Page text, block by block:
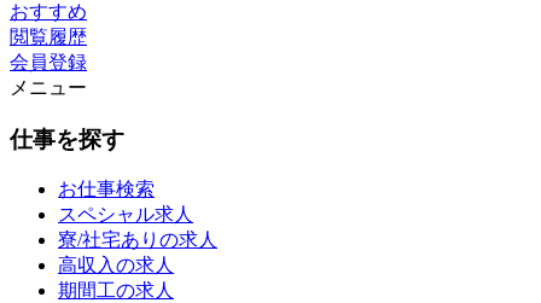
おすすめ
閲覧履歴
会員登録
メニュー
仕事を探す
お仕事検索
スペシャル求人
寮/社宅ありの求人
高収入の求人
期間工の求人